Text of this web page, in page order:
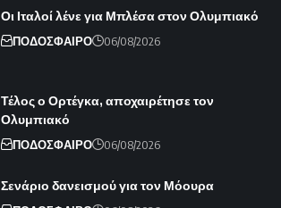
Οι Ιταλοί λένε για Μπλέσα στον Ολυμπιακό
ΠΟΔΟΣΦΑΙΡΟ 06/08/2026
Τέλος ο Ορτέγκα, αποχαιρέτησε τον
Ολυμπιακό
ΠΟΔΟΣΦΑΙΡΟ 06/08/2026
Σενάριο δανεισμού για τον Μόουρα